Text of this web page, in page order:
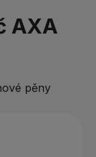
AXA
pěny